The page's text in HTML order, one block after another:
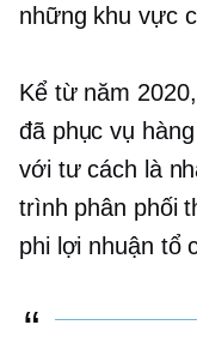
những khu vực
Kể từ năm
đã phục vụ
với tư cách là
trình phân phối
phi lợi nhuận tổ